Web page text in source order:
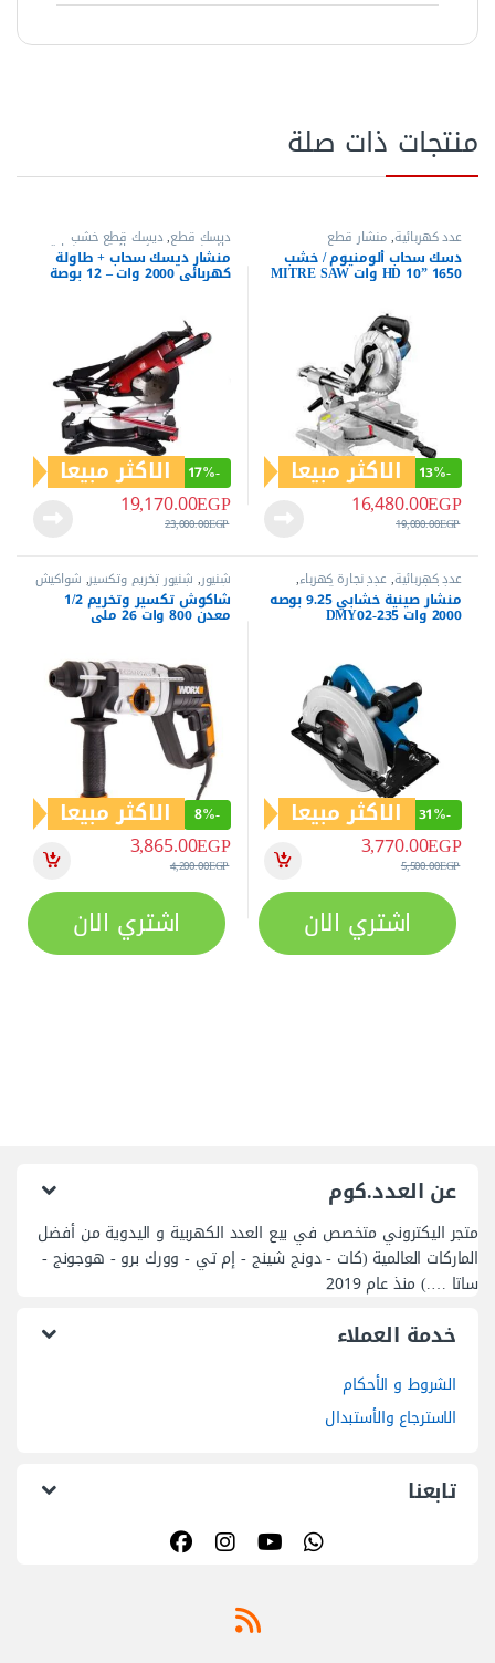
منتجات ذات صلة
عدد كهربائية,منشار قطع
دسك سحاب ألومنيوم / خشب
HD 10” 1650 وات MITRE SAW
-
13% الاكثر مبيعا
16,480.00EGP
19,000.00EGP
ديسك قطع,ديسك قطع خشب
والومنيوم,عدد كهربائية, عدد نجارة
كهرباء,منشار صينية خشب,منشار
قطع
منشار ديسك سحاب + طاولة
كهربائي 2000 وات – 12 بوصة
30 سم من MT مع إمكانية
جميع أعمال القطع وقص
الأخشاب بدقة وسهولة موديل
7230
-
17% الاكثر مبيعا
19,170.00EGP
23,000.00EGP
عدد كهربائية,عدد نجارة كهرباء,
منشار اركيت,منشار صينية خشب,
منشار قطع منشار صينية خشابي 9.25 بوصه
2000 وات DMY02-235
-
31% الاكثر مبيعا
3,770.00EGP
5,500.00EGP
اشتري الان
شنيور, شنيور تخريم وتكسير, شواكيش
تكسير,شواكيش تكسير وتخريم, عدد
كهربائية شاكوش تكسير وتخريم 1/2
معدن 800 وات 26 ملي
-
8% الاكثر مبيعا
3,865.00EGP
4,200.00EGP
اشتري الان
عن العدد.كوم
متجر اليكتروني متخصص في بيع العدد الكهربية و اليدوية من أفضل
الماركات العالمية (كات - دونج شينج - إم تي - وورك برو - هوجونج -
ساتا ….) منذ عام 2019
خدمة العملاء
الشروط و الأحكام
الاسترجاع والأستبدال
تابعنا